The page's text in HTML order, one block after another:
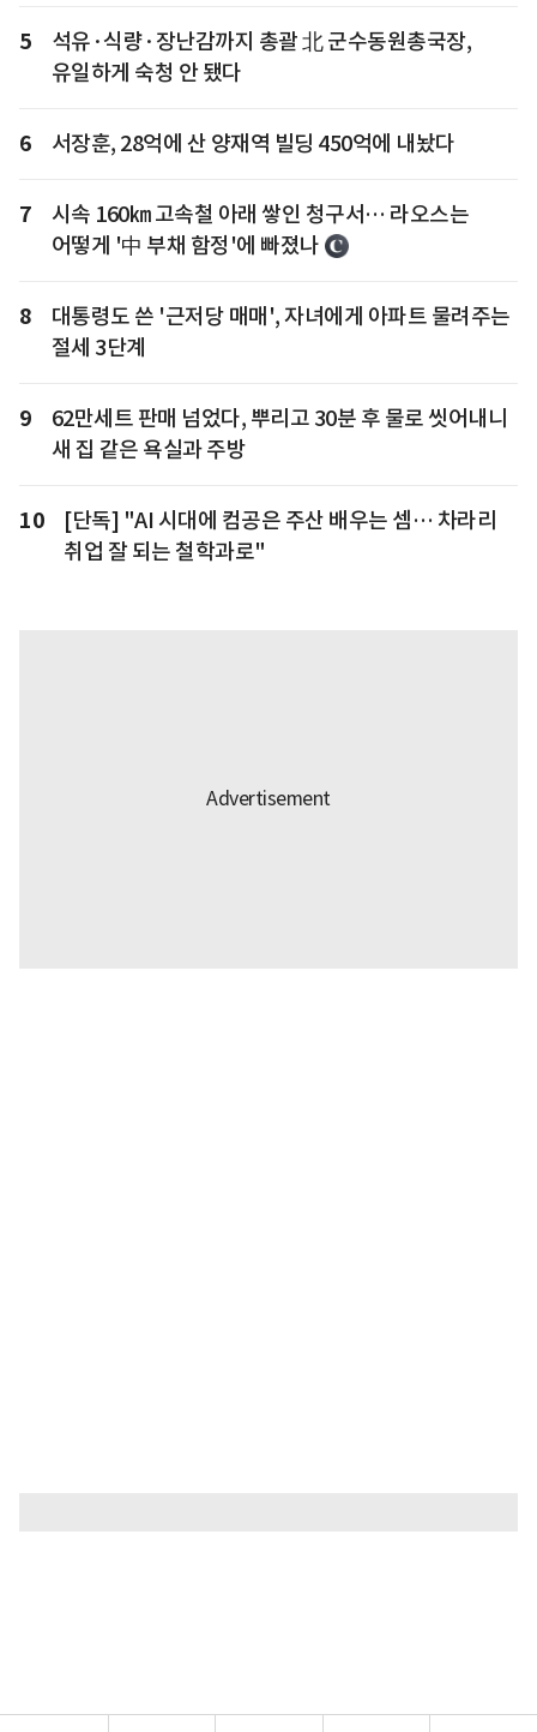
5
석유·식량·장난감까지 총괄 北 군수동원총국장,
유일하게 숙청 안 됐다
6 서장훈, 28억에 산 양재역 빌딩 450억에 내놨다
7
시속 160㎞ 고속철 아래 쌓인 청구서… 라오스는
어떻게 '中 부채 함정'에 빠졌나
8
대통령도 쓴 '근저당 매매', 자녀에게 아파트 물려주는
절세 3단계
9
62만세트 판매 넘었다, 뿌리고 30분 후 물로 씻어내니
새 집 같은 욕실과 주방
10
[단독] "AI 시대에 컴공은 주산 배우는 셈… 차라리
취업 잘 되는 철학과로"